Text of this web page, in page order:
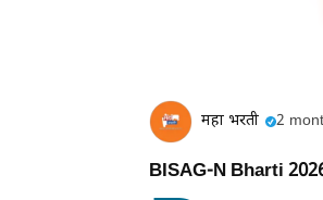
महा भरती 2
BISAG-N Bharti